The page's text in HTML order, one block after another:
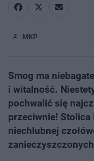
MKP
Smog ma
i witalność.
pochwalić się
przeciwnie!
niechlubnej